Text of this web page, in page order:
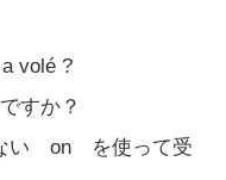
volé ?
すか？
い on を使って受